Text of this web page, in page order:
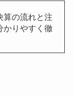
算の流れと注
かりやすく徹